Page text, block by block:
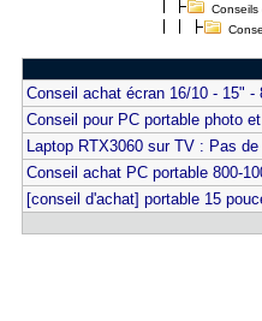
Conseils
Conseil achat écran 16/10 - 15" -
Conseil pour PC portable photo
Laptop RTX3060 sur TV : Pas
Conseil achat PC portable 800-
[conseil d'achat] portable 15